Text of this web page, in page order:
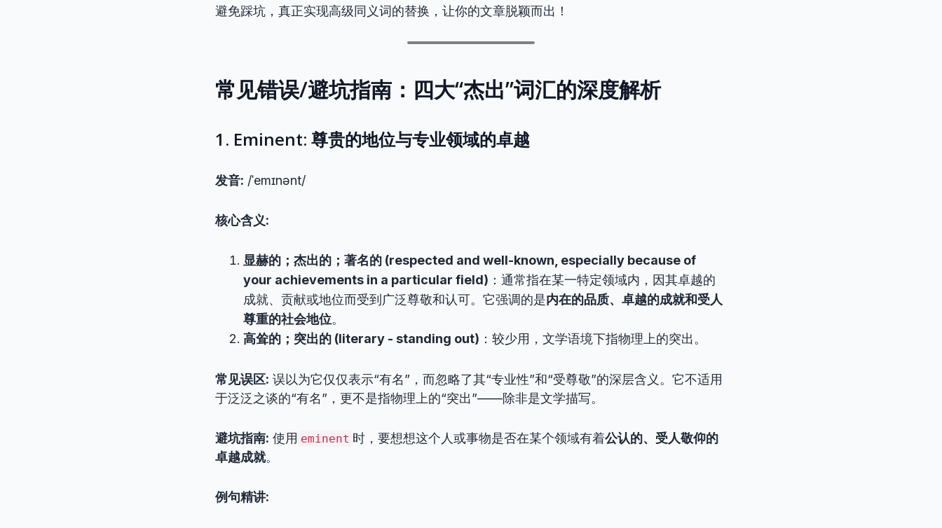
避免踩坑，真正实现高级同义词的替换，让你的文章脱颖而出！
常见错误/避坑指南：四大“杰出”词汇的深度解析
1. Eminent: 尊贵的地位与专业领域的卓越
发音: /ˈemɪnənt/
核心含义:
显赫的；杰出的；著名的 (respected and well-known, especially because of
your achievements in a particular field) ：通常指在某一特定领域内，因其卓越的
成就、贡献或地位而受到广泛尊敬和认可。它强调的是内在的品质、卓越的成就和受人
尊重的社会地位。
高耸的；突出的 (literary - standing out) ：较少用，文学语境下指物理上的突出。
常见误区: 误以为它仅仅表示“有名”，而忽略了其“专业性”和“受尊敬”的深层含义。它不适用
于泛泛之谈的“有名”，更不是指物理上的“突出”——除非是文学描写。
避坑指南: 使用 eminent 时，要想想这个人或事物是否在某个领域有着公认的、受人敬仰的
卓越成就。
例句精讲: